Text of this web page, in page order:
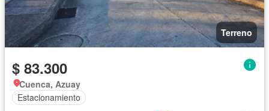
Terreno
$ 83.300
Cuenca, Azuay
Estacionamiento